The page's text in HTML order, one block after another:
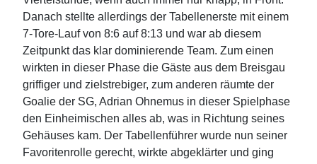
Danach stellte allerdings der Tabellenerste mit einem
7-Tore-Lauf von 8:6 auf 8:13 und war ab diesem
Zeitpunkt das klar dominierende Team. Zum einen
wirkten in dieser Phase die Gäste aus dem Breisgau
griffiger und zielstrebiger, zum anderen räumte der
Goalie der SG, Adrian Ohnemus in dieser Spielphase
den Einheimischen alles ab, was in Richtung seines
Gehäuses kam. Der Tabellenführer wurde nun seiner
Favoritenrolle gerecht, wirkte abgeklärter und ging